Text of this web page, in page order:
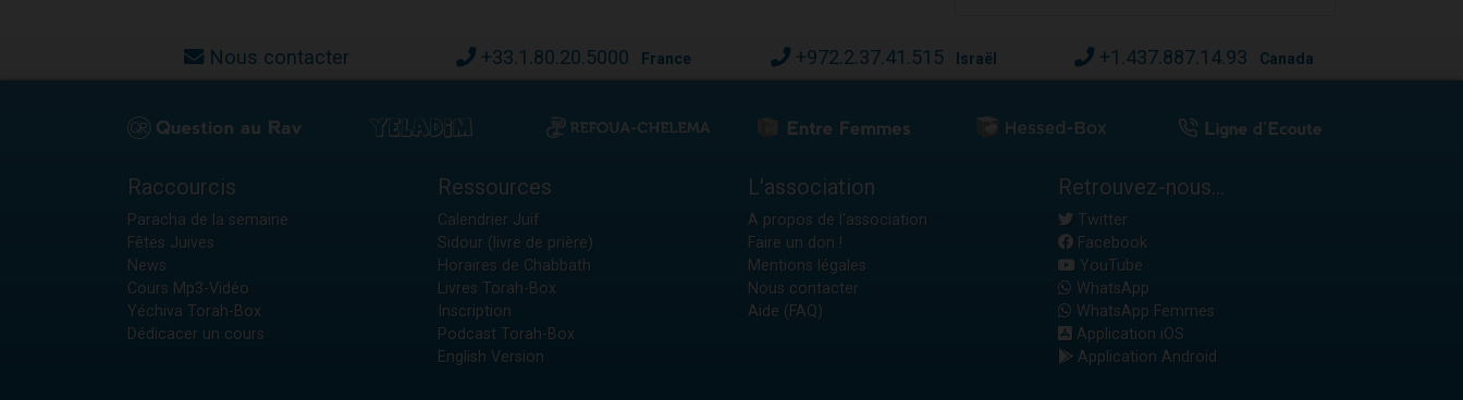
Nous contacter +33.1.80.20.5000 France +972.2.37.41.515 Israël +1.437.887.14.93 Canada
Raccourcis
Paracha de la semaine
Fêtes Juives
News
Cours Mp3-Vidéo
Yéchiva Torah-Box
Dédicacer un cours
Ressources
Calendrier Juif
Sidour (livre de prière)
Horaires de Chabbath
Livres Torah-Box
Inscription
Podcast Torah-Box
English Version
L'association
A propos de l'association
Faire un don !
Mentions légales
Nous contacter
Aide (FAQ)
Retrouvez-nous...
Twitter
Facebook
YouTube
WhatsApp
WhatsApp Femmes
Application iOS
Application Android